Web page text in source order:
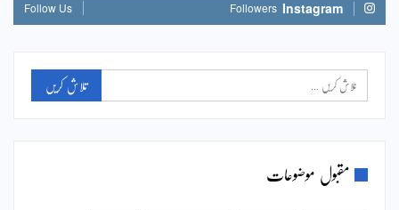
Instagram
Followers
Follow Us
مقبول موضوعات